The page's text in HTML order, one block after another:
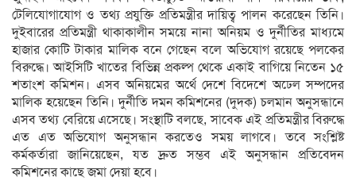
টেলিযোগাযোগ ও তথ্য প্রযুক্তি প্রতিমন্ত্রীর দায়িত্ব পালন করেছেন তিনি।
দুইবারের প্রতিমন্ত্রী থাকাকালীন সময়ে নানা অনিয়ম ও দুর্নীতির মাধ্যমে
হাজার কোটি টাকার মালিক বনে গেছেন বলে অভিযোগ রয়েছে পলকের
বিরুদ্ধে। আইসিটি খাতের বিভিন্ন প্রকল্প থেকে একাই বাগিয়ে নিতেন ১৫
শতাংশ কমিশন। এসব অনিয়মের অর্থে দেশে বিদেশে অঢেল সম্পদের
মালিক হয়েছেন তিনি। দুর্নীতি দমন কমিশনের (দুদক) চলমান অনুসন্ধানে
এসব তথ্য বেরিয়ে এসেছে। সংস্থাটি বলছে, সাবেক এই প্রতিমন্ত্রীর বিরুদ্ধে
এত এত অভিযোগ অনুসন্ধান করতেও সময় লাগবে। তবে সংশ্লিষ্ট
কর্মকর্তারা জানিয়েছেন, যত দ্রুত সম্ভব এই অনুসন্ধান প্রতিবেদন
কমিশনের কাছে জমা দেয়া হবে।